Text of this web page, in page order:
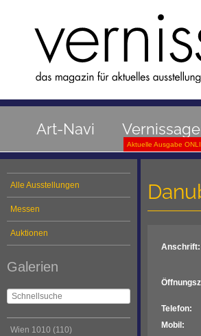
Art-Navi
Aktuelle Ausgabe
Alle Ausstellungen
Messen
Auktionen
Galerien
Wien 1010 (110)
Anschrift:
Telefon:
Mobil: